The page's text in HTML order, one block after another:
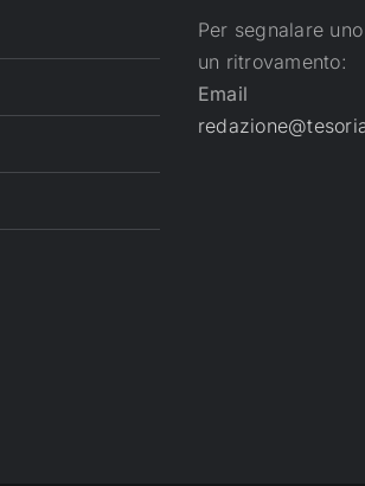
Per segnalare
un ritrovamento:
Email